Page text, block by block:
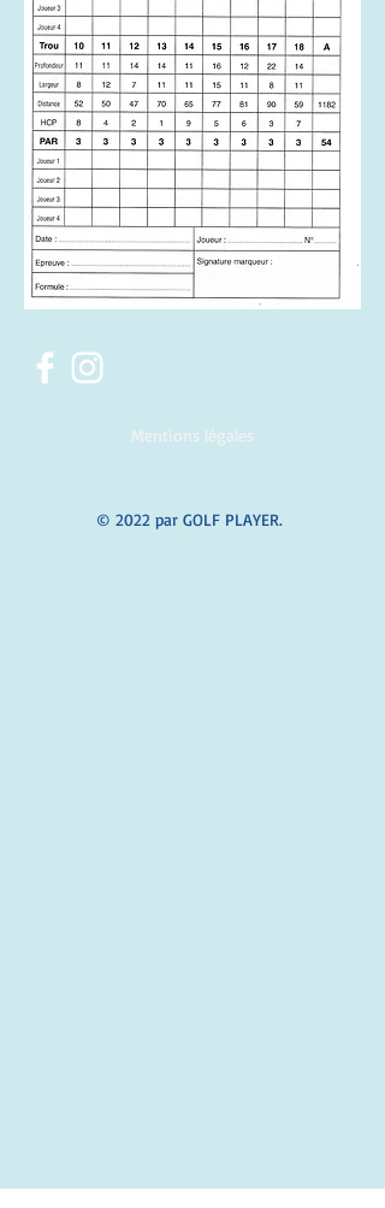
Mentions légales
© 2022 par GOLF PLAYER.